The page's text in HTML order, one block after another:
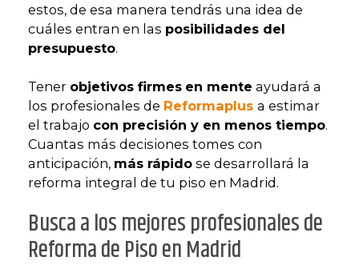
estos, de esa manera tendrás una idea de
cuáles entran en las posibilidades del
presupuesto.
Tener objetivos firmes en mente ayudará a
los profesionales de Reformaplus a estimar
el trabajo con precisión y en menos tiempo.
Cuantas más decisiones tomes con
anticipación, más rápido se desarrollará la
reforma integral de tu piso en Madrid.
Busca a los mejores profesionales de
Reforma de Piso en Madrid